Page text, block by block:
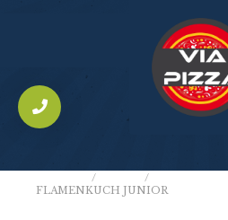
/ /
FLAMENKUCH JUNIOR